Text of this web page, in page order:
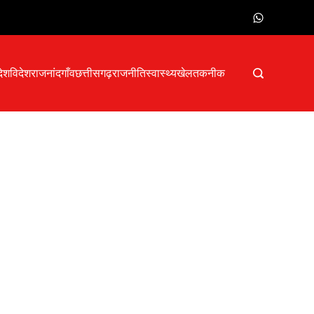
विदेशराजनांदगाँवछत्तीसगढ़राजनीतिस्वास्थ्यखेलतकनीक